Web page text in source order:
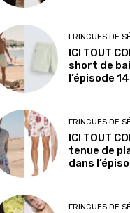
FRINGUES DE
ICI TOUT
short de
l’épisode
FRINGUES DE
ICI TOUT
tenue de
dans
FRINGUES DE